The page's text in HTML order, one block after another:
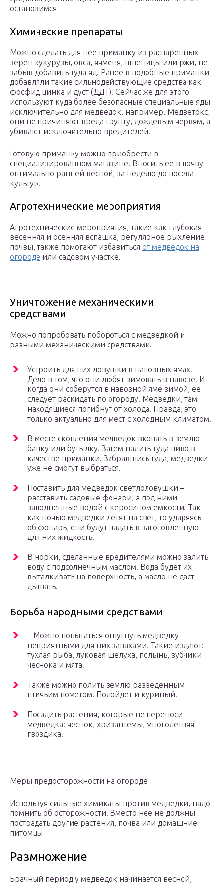
остановимся
Химические препараты
Можно сделать для нее приманку из распаренных
зерен кукурузы, овса, ячменя, пшеницы или ржи, не
забыв добавить туда яд. Ранее в подобные приманки
добавляли такие сильнодействующие средства как
фосфид цинка и дуст (ДДТ). Сейчас же для этого
используют куда более безопасные специальные яды
исключительно для медведок, например, Медветокс,
они не причиняют вреда грунту, дождевым червям, а
убивают исключительно вредителей.
Готовую приманку можно приобрести в
специализированном магазине. Вносить ее в почву
оптимально ранней весной, за неделю до посева
культур.
Агротехнические мероприятия
Агротехнические мероприятия, такие как глубокая
весенняя и осенняя вспашка, регулярное рыхление
почвы, также помогают избавиться от медведок на
огороде или садовом участке.
Уничтожение механическими
средствами
Можно попробовать побороться с медведкой и
разными механическими средствами.
Устроить для них ловушки в навозных ямах.
Дело в том, что они любят зимовать в навозе. И
когда они соберутся в навозной яме зимой, ее
следует раскидать по огороду. Медведки, там
находящиеся погибнут от холода. Правда, это
только актуально для мест с холодным климатом.
В месте скопления медведок вкопать в землю
банку или бутылку. Затем налить туда пиво в
качестве приманки. Забравшись туда, медведки
уже не смогут выбраться.
Поставить для медведок светлоловушки –
расставить садовые фонари, а под ними
заполненные водой с керосином емкости. Так
как ночью медведки летят на свет, то ударяясь
об фонарь, они будут падать в заготовленную
для них жидкость.
В норки, сделанные вредителями можно залить
воду с подсолнечным маслом. Вода будет их
выталкивать на поверхность, а масло не даст
дышать.
Борьба народными средствами
– Можно попытаться отпугнуть медведку
неприятными для них запахами. Такие издают:
тухлая рыба, луковая шелуха, полынь, зубчики
чеснока и мята.
Также можно полить землю разведенным
птичьим пометом. Подойдет и куриный.
Посадить растения, которые не переносит
медведка: чеснок, хризантемы, многолетняя
гвоздика.
Меры предосторожности на огороде
Используя сильные химикаты против медведки, надо
помнить об осторожности. Вместо нее не должны
пострадать другие растения, почва или домашние
питомцы
Размножение
Брачный период у медведок начинается весной,